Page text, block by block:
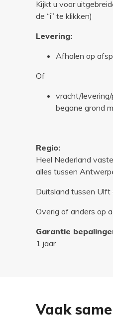
Kijkt u voor
de “i” te klikken)
Levering:
Afhalen op
Of
vracht/
begane grond
Regio:
Heel Nederland
alles tussen
Duitsland tussen Ulft
Overig of anders op
Garantie
1 jaar
Vaak